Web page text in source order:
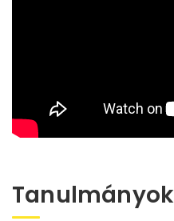
Tanulmányok